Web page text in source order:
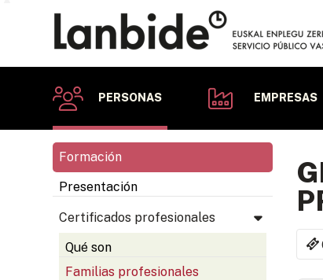
PERSONAS EMPRESAS
Formación
Presentación
Certificados profesionales
Qué son
Familias profesionales